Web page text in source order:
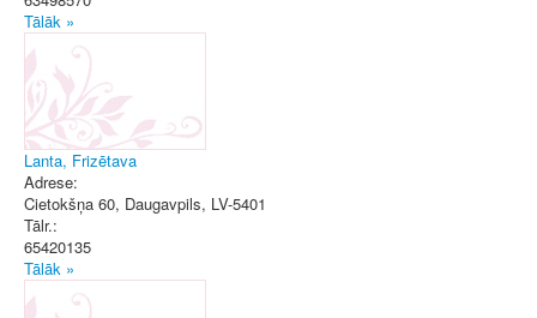
Tālāk »
Lanta, Frizētava
Adrese:
Cietokšņa 60, Daugavpils, LV-5401
Tālr.:
65420135
Tālāk »